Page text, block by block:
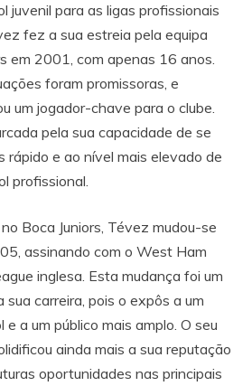
juvenil para as ligas profissionais
fez a sua estreia pela equipa
em 2001, com apenas 16 anos.
foram promissoras, e
um jogador-chave para o clube.
pela sua capacidade de se
rápido e ao nível mais elevado de
profissional.
Boca Juniors, Tévez mudou-se
assinando com o West Ham
inglesa. Esta mudança foi um
carreira, pois o expôs a um
a um público mais amplo. O seu
ainda mais a sua reputação
oportunidades nas principais